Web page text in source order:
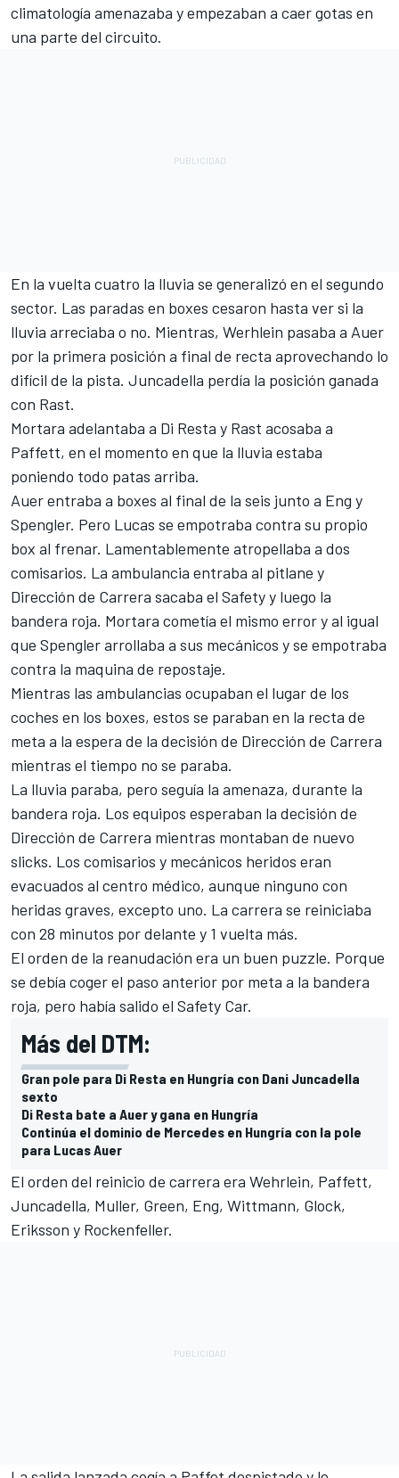
climatología amenazaba y empezaban a caer gotas en
una parte del circuito.
En la vuelta cuatro la lluvia se generalizó en el segundo
sector. Las paradas en boxes cesaron hasta ver si la
lluvia arreciaba o no. Mientras, Werhlein pasaba a Auer
por la primera posición a final de recta aprovechando lo
difícil de la pista. Juncadella perdía la posición ganada
con Rast.
Mortara adelantaba a Di Resta y Rast acosaba a
Paffett, en el momento en que la lluvia estaba
poniendo todo patas arriba.
Auer entraba a boxes al final de la seis junto a Eng y
Spengler. Pero Lucas se empotraba contra su propio
box al frenar. Lamentablemente atropellaba a dos
comisarios. La ambulancia entraba al pitlane y
Dirección de Carrera sacaba el Safety y luego la
bandera roja. Mortara cometía el mismo error y al igual
que Spengler arrollaba a sus mecánicos y se empotraba
contra la maquina de repostaje.
Mientras las ambulancias ocupaban el lugar de los
coches en los boxes, estos se paraban en la recta de
meta a la espera de la decisión de Dirección de Carrera
mientras el tiempo no se paraba.
La lluvia paraba, pero seguía la amenaza, durante la
bandera roja. Los equipos esperaban la decisión de
Dirección de Carrera mientras montaban de nuevo
slicks. Los comisarios y mecánicos heridos eran
evacuados al centro médico, aunque ninguno con
heridas graves, excepto uno. La carrera se reiniciaba
con 28 minutos por delante y 1 vuelta más.
El orden de la reanudación era un buen puzzle. Porque
se debía coger el paso anterior por meta a la bandera
roja, pero había salido el Safety Car.
Más del DTM:
Gran pole para Di Resta en Hungría con Dani Juncadella
sexto
Di Resta bate a Auer y gana en Hungría
Continúa el dominio de Mercedes en Hungría con la pole
para Lucas Auer
El orden del reinicio de carrera era Wehrlein, Paffett,
Juncadella, Muller, Green, Eng, Wittmann, Glock,
Eriksson y Rockenfeller.